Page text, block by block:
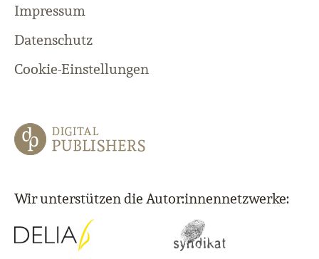
Impressum
Datenschutz
Cookie-Einstellungen
Wir unterstützen die Autor:innennetzwerke: